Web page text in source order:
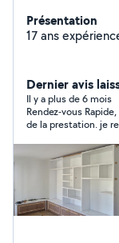
Présentation
17 ans
Dernier avis
Il y a plus de 6 mois
Rendez-vous
de la prestation. je